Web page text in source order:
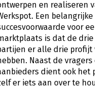
en realiseren
Een belangrijke
voor
is dat de
er alle drie profijt
Naast de vragers
dient ook het
er iets aan over te